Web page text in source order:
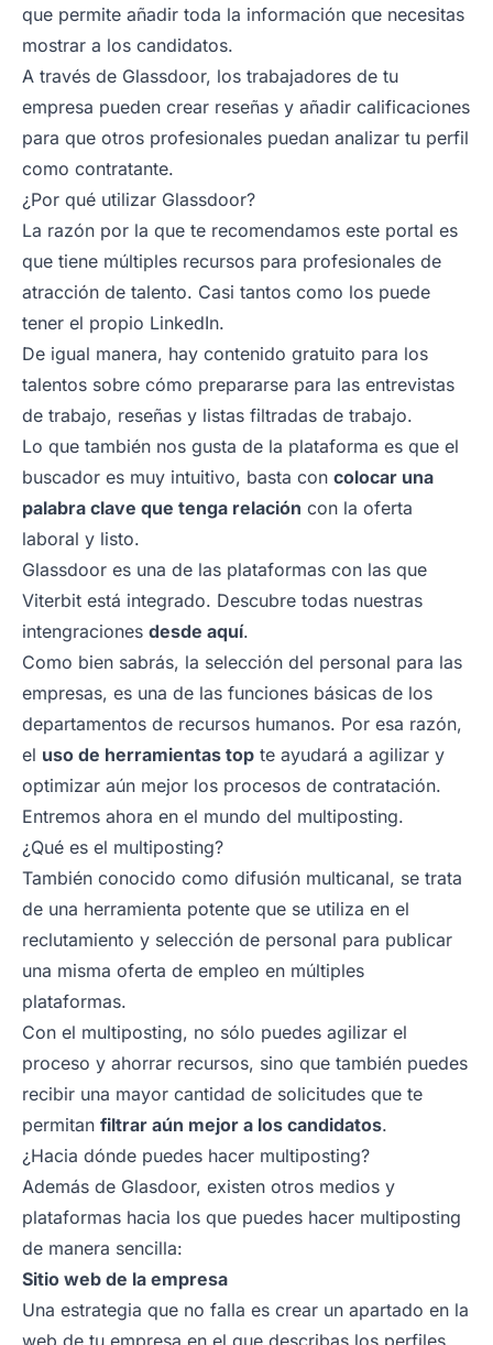
que permite añadir toda la información que necesitas
mostrar a los candidatos.
A través de Glassdoor, los trabajadores de tu
empresa pueden crear reseñas y añadir calificaciones
para que otros profesionales puedan analizar tu perfil
como contratante.
¿Por qué utilizar Glassdoor?
La razón por la que te recomendamos este portal es
que tiene múltiples recursos para profesionales de
atracción de talento. Casi tantos como los puede
tener el propio LinkedIn.
De igual manera, hay contenido gratuito para los
talentos sobre cómo prepararse para las entrevistas
de trabajo, reseñas y listas filtradas de trabajo.
Lo que también nos gusta de la plataforma es que el
buscador es muy intuitivo, basta con colocar una
palabra clave que tenga relación con la oferta
laboral y listo.
Glassdoor es una de las plataformas con las que
Viterbit está integrado. Descubre todas nuestras
intengraciones desde aquí.
Como bien sabrás, la selección del personal para las
empresas, es una de las funciones básicas de los
departamentos de recursos humanos. Por esa razón,
el uso de herramientas top te ayudará a agilizar y
optimizar aún mejor los procesos de contratación.
Entremos ahora en el mundo del multiposting.
¿Qué es el multiposting?
También conocido como difusión multicanal, se trata
de una herramienta potente que se utiliza en el
reclutamiento y selección de personal para publicar
una misma oferta de empleo en múltiples
plataformas.
Con el multiposting, no sólo puedes agilizar el
proceso y ahorrar recursos, sino que también puedes
recibir una mayor cantidad de solicitudes que te
permitan filtrar aún mejor a los candidatos.
¿Hacia dónde puedes hacer multiposting?
Además de Glasdoor, existen otros medios y
plataformas hacia los que puedes hacer multiposting
de manera sencilla:
Sitio web de la empresa
Una estrategia que no falla es crear un apartado en la
web de tu empresa en el que describas los perfiles